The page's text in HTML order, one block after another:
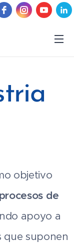
objetivo
de
apoyo a
que suponen